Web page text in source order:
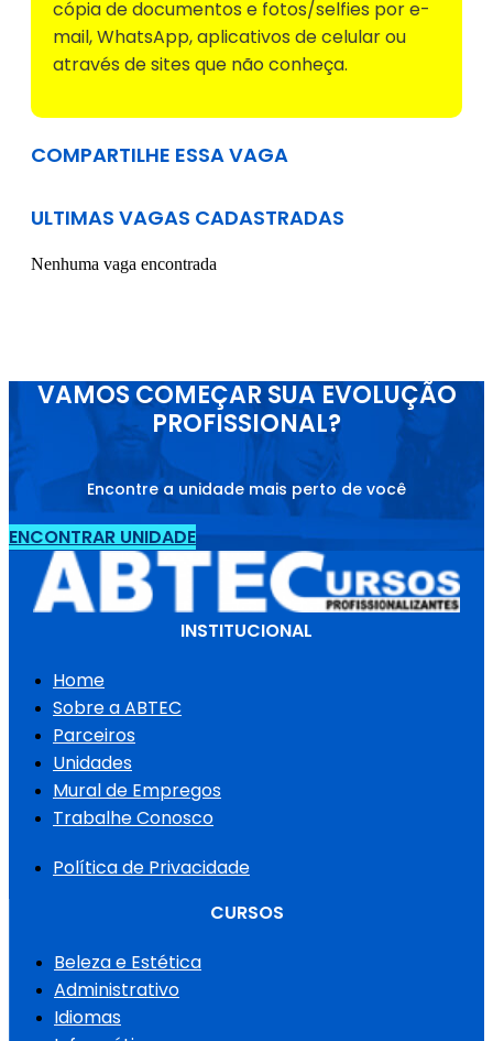
cópia de documentos e fotos/selfies por e-
mail, WhatsApp, aplicativos de celular ou
através de sites que não conheça.
COMPARTILHE ESSA VAGA
ULTIMAS VAGAS CADASTRADAS
Nenhuma vaga encontrada
VAMOS COMEÇAR SUA EVOLUÇÃO
PROFISSIONAL?
Encontre a unidade mais perto de você
ENCONTRAR UNIDADE
INSTITUCIONAL
Home
Sobre a ABTEC
Parceiros
Unidades
Mural de Empregos
Trabalhe Conosco
Política de Privacidade
CURSOS
Beleza e Estética
Administrativo
Idiomas